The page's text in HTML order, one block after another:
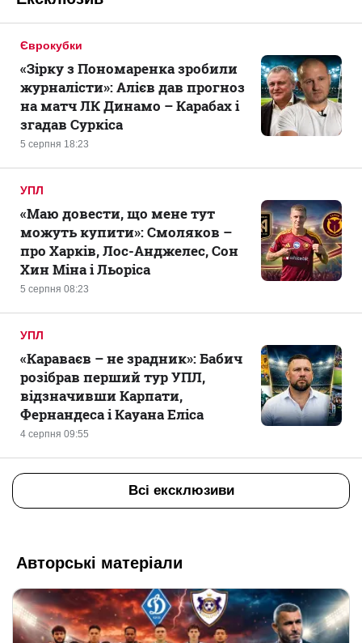
Єврокубки
5 серпня 18:23
«Зірку з Пономаренка зробили
журналісти»: Алієв дав прогноз
на матч ЛК Динамо – Карабах і
згадав Суркіса
УПЛ
5 серпня 08:23
«Маю довести, що мене тут
можуть купити»: Смоляков –
про Харків, Лос-Анджелес, Сон
Хин Міна і Льоріса
УПЛ
4 серпня 09:55
«Караваєв – не зрадник»: Бабич
розібрав перший тур УПЛ,
відзначивши Карпати,
Фернандеса і Кауана Еліса
Всі ексклюзиви
Авторські матеріали